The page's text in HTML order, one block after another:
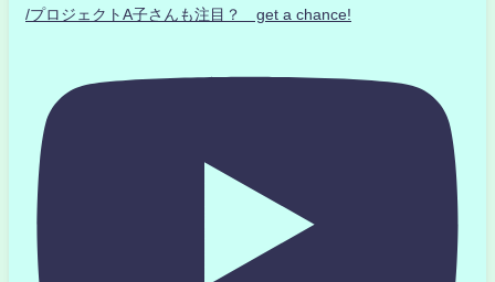
/プロジェクトA子さんも注目？ get a chance!